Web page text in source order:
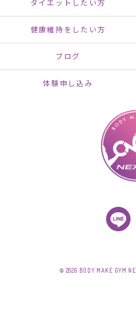
ダイエットしたい方
健康維持をしたい方
ブログ
体験申し込み
© 2026 BODY MAKE GYM